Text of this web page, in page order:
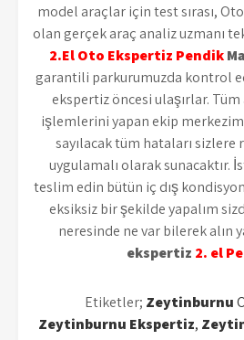
model araçlar için test sırası,
olan gerçek araç analiz uzmanı
2.El Oto Ekspertiz Pendik
garantili parkurumuzda kontrol
ekspertiz öncesi ulaşırlar.
işlemlerini yapan ekip
sayılacak tüm hataları sizlere
uygulamalı olarak sunacaktır.
teslim edin bütün iç dış
eksiksiz bir şekilde yapalım
neresinde ne var bilerek alın
ekspertiz 2. el
Etiketler; Zeytinburnu
Zeytinburnu Ekspertiz,